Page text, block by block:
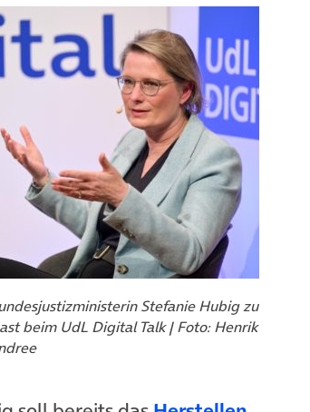
Stefanie Hubig zu
beim UdL Digital Talk | Foto: Henrik